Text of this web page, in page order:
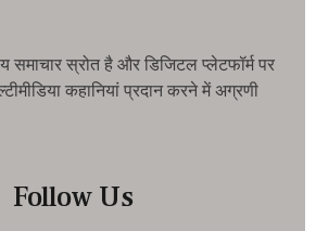
समाचार स्रोत है और डिजिटल प्लेटफॉर्म पर
कहानियां प्रदान करने में अग्रणी
Follow Us